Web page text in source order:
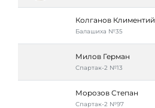
Колганов Климентий
Балашиха №35
Милов Герман
Спартак-2 №13
Морозов Степан
Спартак-2 №97